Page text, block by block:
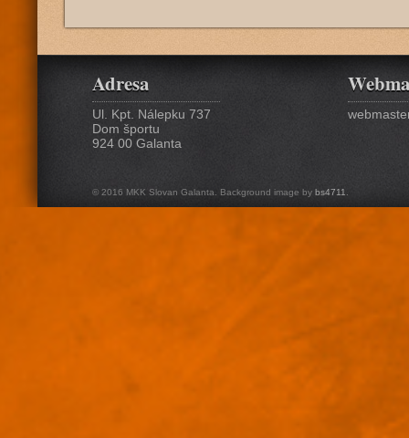
Adresa
Ul. Kpt. Nálepku 737
Dom športu
924 00 Galanta
© 2016 MKK Slovan Galanta. Background image by bs4711